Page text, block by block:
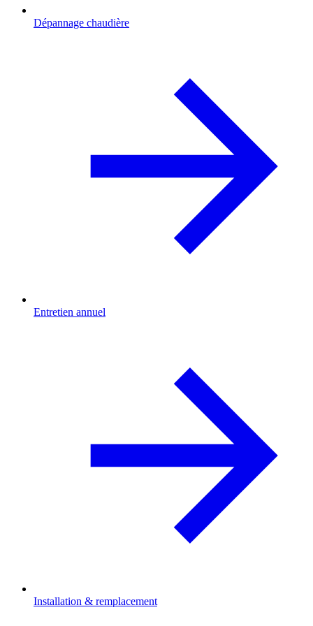
Dépannage chaudière
Entretien annuel
Installation & remplacement